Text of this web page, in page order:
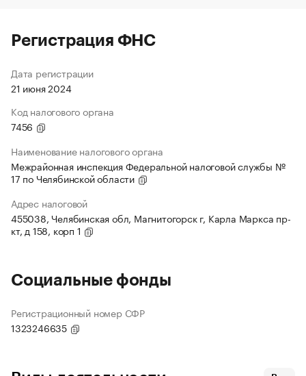
Регистрация ФНС
Дата регистрации
21 июня 2024
Код налогового органа
7456
Наименование налогового органа
Межрайонная инспекция Федеральной налоговой службы №
17 по Челябинской области
Адрес налоговой
455038, Челябинская обл, Магнитогорск г, Карла Маркса пр-
кт, д 158, корп 1
Социальные фонды
Регистрационный номер СФР
1323246635